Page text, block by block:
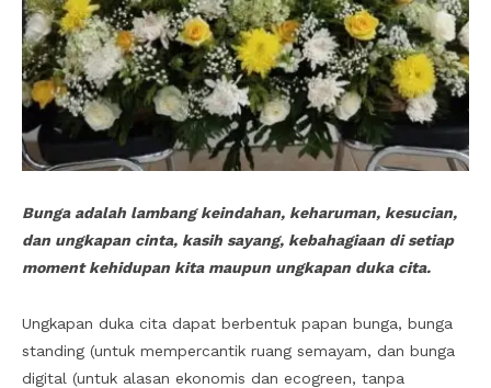
Bunga adalah lambang keindahan, keharuman, kesucian,
dan ungkapan cinta, kasih sayang, kebahagiaan di setiap
moment kehidupan kita maupun ungkapan duka cita.
Ungkapan duka cita dapat berbentuk papan bunga, bunga
standing (untuk mempercantik ruang semayam, dan bunga
digital (untuk alasan ekonomis dan ecogreen, tanpa